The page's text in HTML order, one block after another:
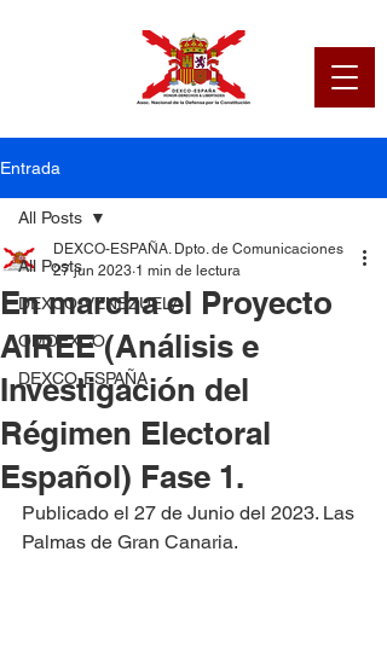
Entrada
All Posts
DEXCO-VENEZUELA
OMDEXCO
DEXCO-ESPAÑA
All Posts
En marcha el Proyecto
AIREE (Análisis e
Investigación del
Régimen Electoral
Español) Fase 1.
DEXCO-ESPAÑA. Dpto. de Comunicaciones
27 jun 2023 1 min de lectura
Publicado el 27 de Junio del 2023. Las
Palmas de Gran Canaria.